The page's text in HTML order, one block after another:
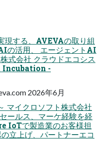
する、AVEVAの取り組
の活用、 エージェントAI
式会社 クラウドエコシス
Incubation -
2026年6月
マイクロソフト株式会社
ールス、マーケ経験を経
IoTで製造業のお客様担
立上げ、パートナーエコ